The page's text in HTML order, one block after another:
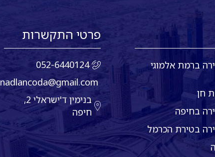
ברמת אלמוגי
חן
בחיפה
בטירת הכרמל
פרטי התקשרות
052-6440124
nadlancoda@gmail.com
בנימין ד'ישראלי 2,
חיפה